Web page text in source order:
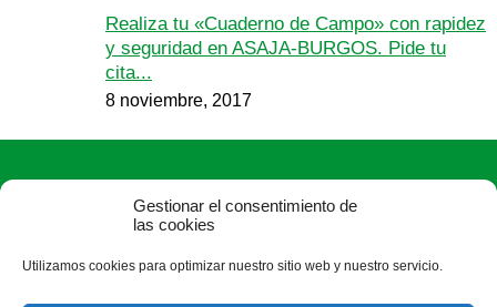
Gestionar el consentimiento de
las cookies
Utilizamos cookies para optimizar nuestro sitio web y nuestro servicio.
Realiza tu «Cuaderno de Campo» con rapidez
y seguridad en ASAJA-BURGOS. Pide tu
cita...
8 noviembre, 2017
ASAJA Burgos - Jóvenes Agricultores